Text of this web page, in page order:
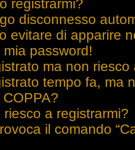
registrarmi?
disconnesso
evitare di apparire
password!
ma non riesco
tempo fa, ma
a registrarmi?
il comando